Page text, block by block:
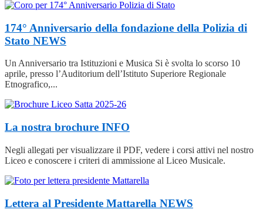
174° Anniversario della fondazione della Polizia di
Stato NEWS
Un Anniversario tra Istituzioni e Musica Si è svolta lo scorso 10
aprile, presso l’Auditorium dell’Istituto Superiore Regionale
Etnografico,...
La nostra brochure INFO
Negli allegati per visualizzare il PDF, vedere i corsi attivi nel nostro
Liceo e conoscere i criteri di ammissione al Liceo Musicale.
Lettera al Presidente Mattarella NEWS